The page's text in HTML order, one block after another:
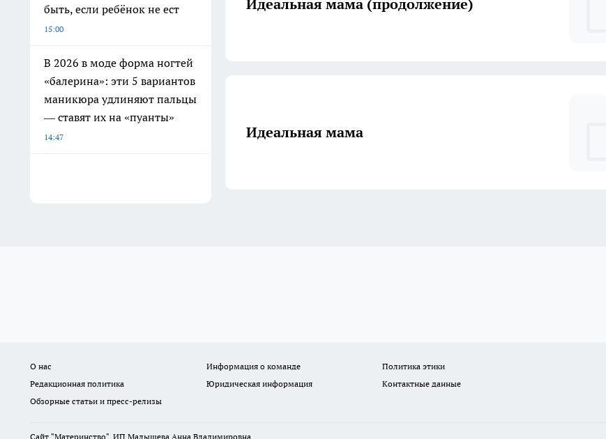
быть, если ребёнок не ест
15:00
В 2026 в моде форма ногтей
«балерина»: эти 5 вариантов
маникюра удлиняют пальцы
— ставят их на «пуанты»
14:47
Идеальная мама (продолжение)
Идеальная мама
О нас Информация о команде
Политика этики
Редакционная политика
Юридическая информация
Контактные данные
Обзорные статьи и пресс-релизы
Сайт "Материнство". ИП Малышева Анна Владимировна.